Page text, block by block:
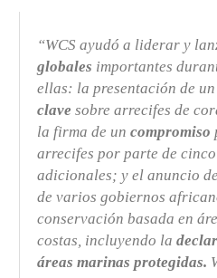
“WCS ayudó a liderar y
globales importantes
ellas: la presentación de un
clave sobre arrecifes de
la firma de un compromiso
arrecifes por parte de
adicionales; y el anuncio
de varios gobiernos
conservación basada en
costas, incluyendo la
áreas marinas protegidas.